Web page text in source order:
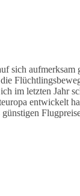
sich aufmerksam
im letzten Jahr
entwickelt